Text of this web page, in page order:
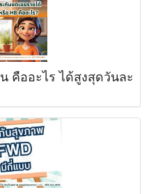
คืออะไร ได้สูงสุดวันละ